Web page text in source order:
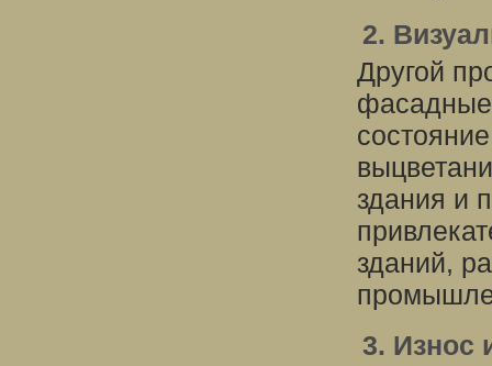
2.
Другой
фасадные
здания и
зданий,
3. Износ